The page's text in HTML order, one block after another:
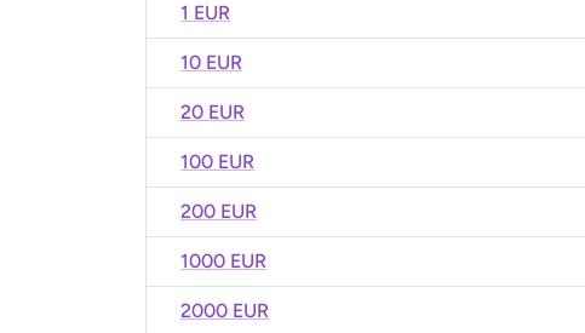
1 EUR
10 EUR
20 EUR
100 EUR
200 EUR
1000 EUR
2000 EUR